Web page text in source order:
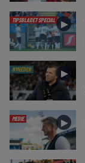
TIPSBLADET SPECIAL ►
NYHEDER ►
MEDIE ►